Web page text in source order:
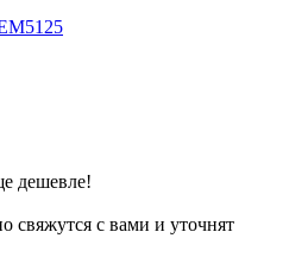
дешевле!
свяжутся с вами и уточнят